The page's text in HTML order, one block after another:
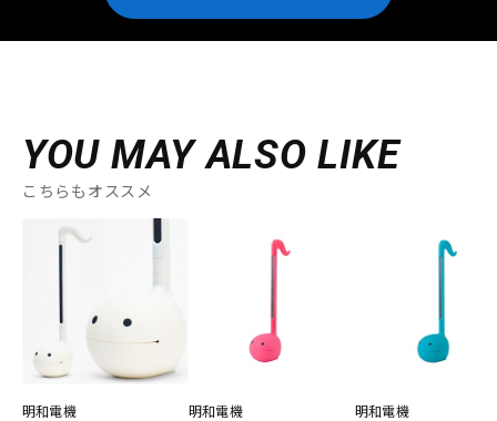
YOU MAY ALSO LIKE
こちらもオススメ
明和電機 明和電機 明和電機